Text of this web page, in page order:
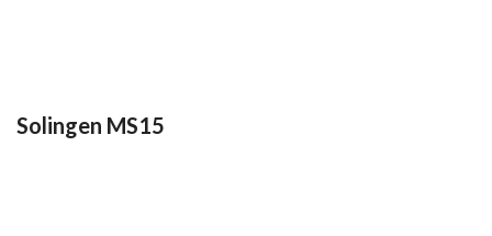
Solingen MS15